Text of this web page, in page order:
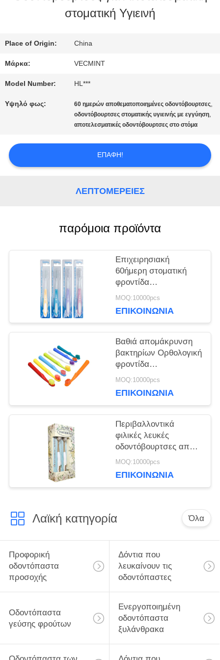
ΕΡΓΟΣΤΑΣΊΩΝ
ΜΑΣ
ΣΕ
ΖΗΤΉΣΤΕ
ΈΝΑ
ΑΠΌΣΠΑΣΜΑ
ΧΆΡΤΗΣ
ΙΣΤΌΤΟΠΟΥ
ΠΟΛΙΤΙΚΉ
ΜΥΣΤΙΚΌΤΗΤΑΣ
στοματική Υγιεινή
Place of Origin: China
Μάρκα: VECMINT
Model Number: HL***
Υψηλό φως: 60 ημερών αποθεματοποιημένες οδοντόβουρτσες,
οδοντόβουρτσες στοματικής υγιεινής με εγγύηση,
αποτελεσματικές οδοντόβουρτσες στο στόμα
ΕΠΑΦΉ!
ΛΕΠΤΟΜΈΡΕΙΕΣ
παρόμοια προϊόντα
Επιχειρησιακή
60ήμερη στοματική
φροντίδα
Οδοντόβουρτσες
βακτηρίων Απαλό
MOQ:10000pcs
ΕΠΙΚΟΙΝΩΝΊΑ
Βαθιά απομάκρυνση
βακτηρίων Ορθολογική
φροντίδα
οδοντόβουρτσες 350g
Χρήση 60 ημερών
MOQ:10000pcs
ΕΠΙΚΟΙΝΩΝΊΑ
Περιβαλλοντικά
φιλικές λευκές
οδοντόβουρτσες από
χαρτί αφαιρούν
καθαρισμό των
MOQ:10000pcs
ΕΠΙΚΟΙΝΩΝΊΑ
Λαϊκή κατηγορία Όλα
Προφορική
οδοντόπαστα
προσοχής
Δόντια που
λευκαίνουν τις
οδοντόπαστες
Οδοντόπαστα
γεύσης φρούτων
Ενεργοποιημένη
οδοντόπαστα
ξυλάνθρακα